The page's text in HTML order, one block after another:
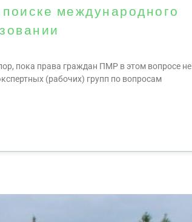
международного
пока права граждан ПМР в этом вопросе не
(рабочих) групп по вопросам